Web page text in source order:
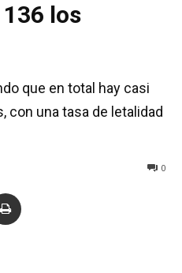
los
que en total hay casi
con una tasa de letalidad
0